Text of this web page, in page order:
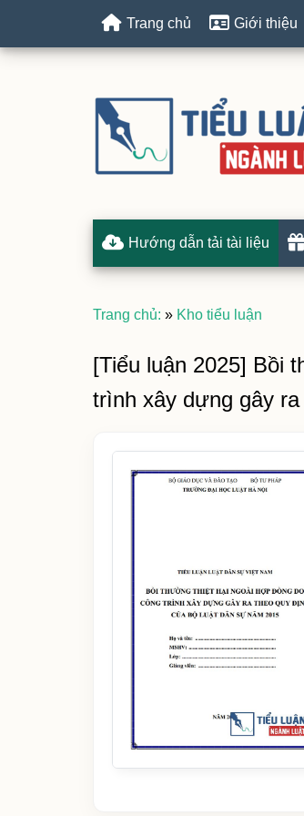
Trang chủ Giới thiệu
Hướng dẫn tải tài liệu
Trang chủ: » Kho tiểu luận
[Tiểu luận 2025] Bồi
trình xây dựng gây